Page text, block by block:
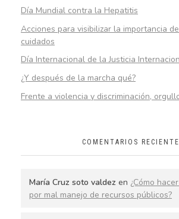
Día Mundial contra la Hepatitis
Acciones para visibilizar la importancia
cuidados
Día Internacional de la Justicia
¿Y después de la marcha qué?
Frente a violencia y discriminación,
COMENTARIOS
María Cruz soto valdez en ¿Cómo
por mal manejo de recursos públicos?